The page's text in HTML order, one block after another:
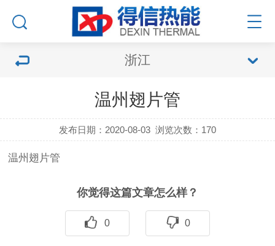
浙江
温州翅片管
发布日期：2020-08-03 浏览次数： 170
温州 翅片管
你觉得这篇文章怎么样？
0 0